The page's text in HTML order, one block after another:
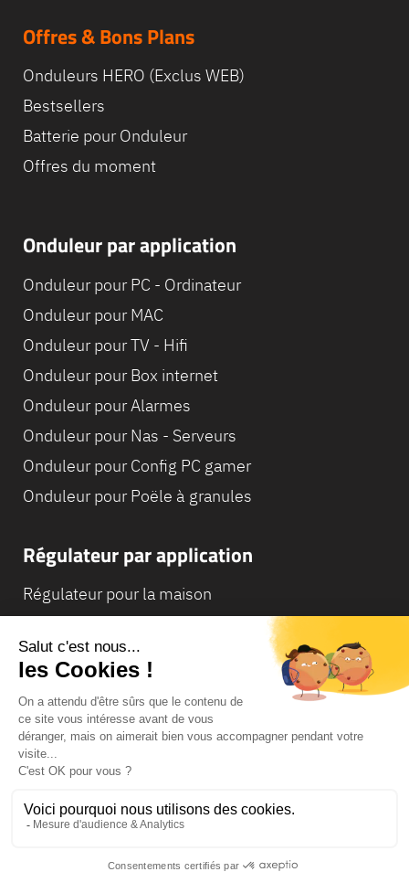
Offres & Bons Plans
Onduleurs HERO (Exclus WEB)
Bestsellers
Batterie pour Onduleur
Offres du moment
Onduleur par application
Onduleur pour PC - Ordinateur
Onduleur pour MAC
Onduleur pour TV - Hifi
Onduleur pour Box internet
Onduleur pour Alarmes
Onduleur pour Nas - Serveurs
Onduleur pour Config PC gamer
Onduleur pour Poële à granules
Régulateur par application
Régulateur pour la maison
Régulateur pour Chaudière
© Infosec
Conditions générales de vente